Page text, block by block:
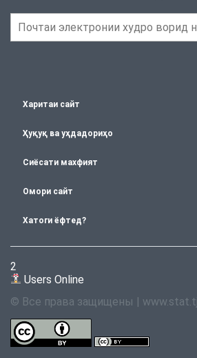
Харитаи сайт
Ҳуқуқ ва уҳдадориҳо
Сиёсати махфият
Омори сайт
Хатоги ёфтед?
2
Users Online
© Все права защищены |